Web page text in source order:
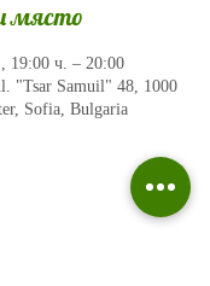
място
19:00 ч. – 20:00
Samuil" 48, 1000
Sofia, Bulgaria